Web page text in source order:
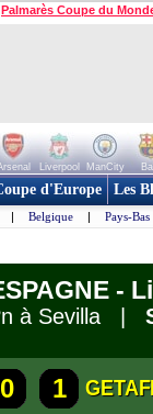
Palmarès Coupe du
Liverpool ManCity
d'Europe Les
| Belgique | Pays-Bas
-
à Sevilla |
0 1